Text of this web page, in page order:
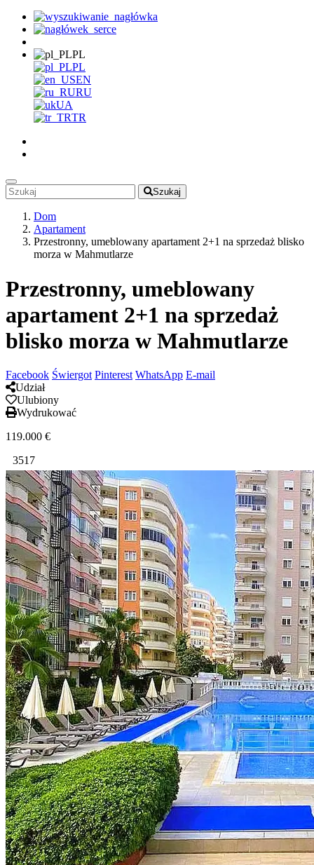
PL
PL
EN
RU
UA
TR
Szukaj
Dom
Apartament
Przestronny, umeblowany apartament 2+1 na sprzedaż blisko
morza w Mahmutlarze
Przestronny, umeblowany
apartament 2+1 na sprzedaż
blisko morza w Mahmutlarze
Facebook Świergot Pinterest WhatsApp E-mail
Udział
Ulubiony
Wydrukować
119.000 €
3517